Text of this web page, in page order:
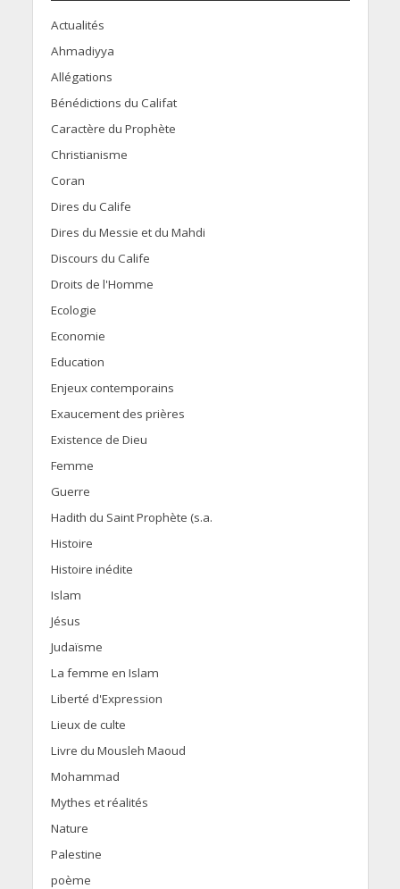
Actualités
Ahmadiyya
Allégations
Bénédictions du Califat
Caractère du Prophète
Christianisme
Coran
Dires du Calife
Dires du Messie et du Mahdi
Discours du Calife
Droits de l'Homme
Ecologie
Economie
Education
Enjeux contemporains
Exaucement des prières
Existence de Dieu
Femme
Guerre
Hadith du Saint Prophète (s.a.
Histoire
Histoire inédite
Islam
Jésus
Judaïsme
La femme en Islam
Liberté d'Expression
Lieux de culte
Livre du Mousleh Maoud
Mohammad
Mythes et réalités
Nature
Palestine
poème